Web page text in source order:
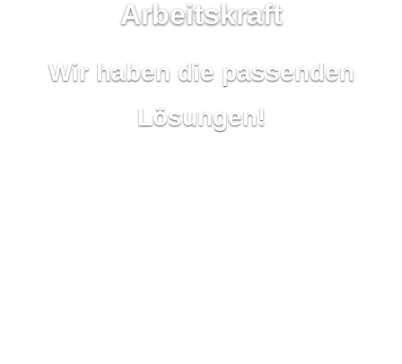
Arbeitskraft
Wir haben die passenden
Lösungen!
Sie können sich auf uns
verlassen!
Wir haben den
Durchblick!